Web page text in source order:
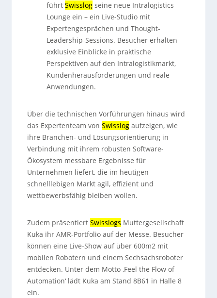
führt Swisslogseine neue Intralogistics
Lounge ein – ein Live-Studio mit
Expertengesprächen und Thought-
Leadership-Sessions. Besucher erhalten
exklusive Einblicke in praktische
Perspektiven auf den Intralogistikmarkt,
Kundenherausforderungen und reale
Anwendungen.
Über die technischen Vorführungen hinaus wird
das Expertenteam von Swisslogaufzeigen, wie
ihre Branchen- und Lösungsorientierung in
Verbindung mit ihrem robusten Software-
Ökosystem messbare Ergebnisse für
Unternehmen liefert, die im heutigen
schnelllebigen Markt agil, effizient und
wettbewerbsfähig bleiben wollen.
Zudem präsentiert Swisslogs Muttergesellschaft
Kuka ihr AMR-Portfolio auf der Messe. Besucher
können eine Live-Show auf über 600m2 mit
mobilen Robotern und einem Sechsachsroboter
entdecken. Unter dem Motto ‚Feel the Flow of
Automation‘ lädt Kuka am Stand 8B61 in Halle 8
ein.